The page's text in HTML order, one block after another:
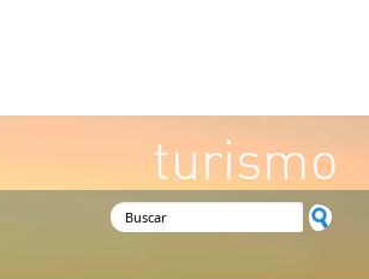
turismo
Formulario de búsqueda